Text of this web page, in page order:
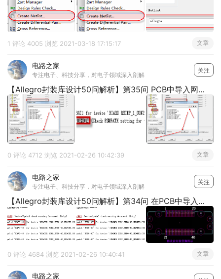
1 评论 4005 浏览 2021-03-18 17:15:17 文章
电路之家
专注电子、科技分享，对电子领域深入剖解
关注
【Allegro封装库设计50问解析】第35问 PCB中导入网表后，提示没有flash怎么处理呢？
0 评论 4712 浏览 2021-02-26 10:42:39 文章
电路之家
专注电子、科技分享，对电子领域深入剖解
关注
【Allegro封装库设计50问解析】第34问 在PCB中导入网表提示管脚不匹配应该怎么处理呢？
0 评论 4684 浏览 2021-02-26 10:40:41 文章
电路之家